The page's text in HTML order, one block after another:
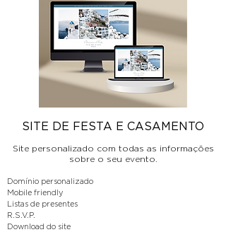
SITE DE FESTA E CASAMENTO
Site personalizado com todas as informações
sobre o seu evento
Domínio personalizado
Mobile friendly
Listas de presentes
R.S.V.P.
Download do site